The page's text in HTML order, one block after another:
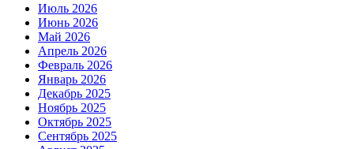
Июль 2026
Июнь 2026
Май 2026
Апрель 2026
Февраль 2026
Январь 2026
Декабрь 2025
Ноябрь 2025
Октябрь 2025
Сентябрь 2025